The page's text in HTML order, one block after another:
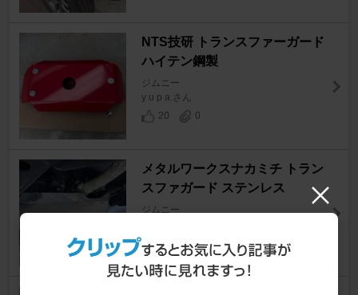
NTS技研 トランスファーガード
ハイテン鋼製
ジムニー
y u p a.さん
20
0
メタルワークスナカミチ トラン
スファガード ステンレス
ジムニー
23
0